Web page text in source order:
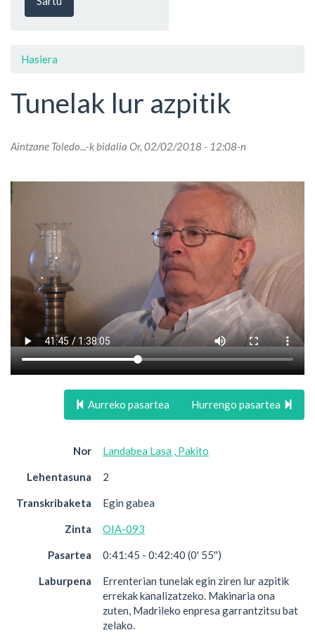
Hasiera
Tunelak lur azpitik
Aintzane Toledo...-k bidalia Or, 02/02/2018 - 12:08-n
Aurreko pasartea Hurrengo pasartea
Nor Landabea Lasa , Pakito
Lehentasuna 2
Transkribaketa Egin gabea
Zinta OIA-093
Pasartea 0:41:45 - 0:42:40 (0' 55'')
Laburpena
Errenterian tunelak egin ziren lur azpitik
errekak kanalizatzeko. Makinaria ona
zuten, Madrileko enpresa garrantzitsu bat
zelako.